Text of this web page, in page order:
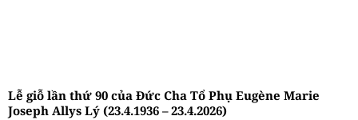
Lễ giỗ lần thứ 90 của Đức Cha Tổ Phụ Eugène Marie
Joseph Allys Lý (23.4.1936 – 23.4.2026)